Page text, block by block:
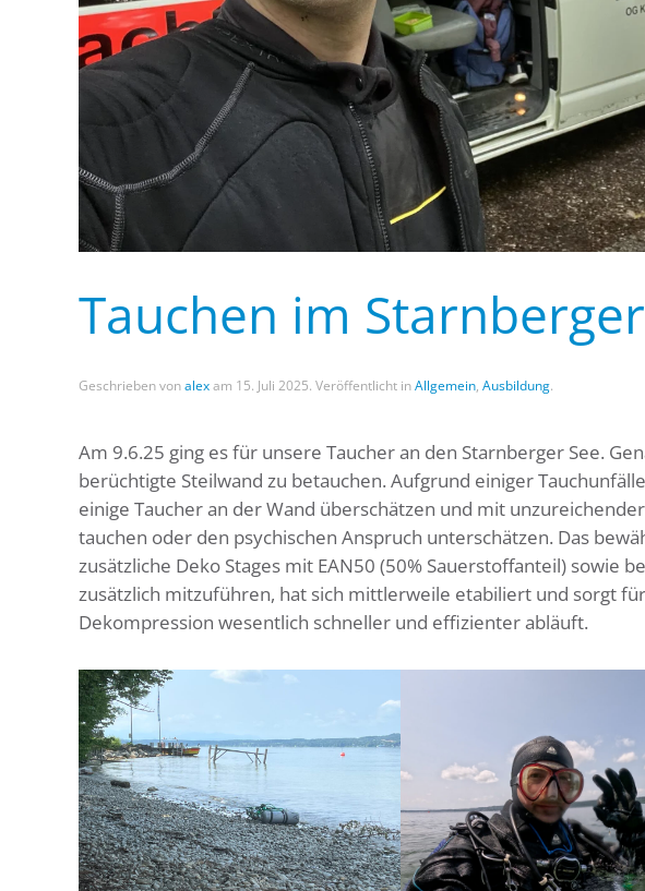
Tauchen im
Geschrieben vonalexam 15. Juli 2025. Veröffentlicht inAllgemein, Ausbildung.
Am 9.6.25 ging es für unsere Taucher an den Starnberger See.
berüchtigte Steilwand zu betauchen. Aufgrund einiger
einige Taucher an der Wand überschätzen und mit
tauchen oder den psychischen Anspruch unterschätzen. Das
zusätzliche Deko Stages mit EAN50 (50% Sauerstoffanteil) sowie
zusätzlich mitzuführen, hat sich mittlerweile etabiliert und sorgt
Dekompression wesentlich schneller und effizienter abläuft.